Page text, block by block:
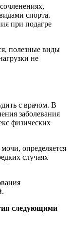
спорта.
при подагре
не
с врачом. В
заболевания
физических
определяется
случаях
следующими